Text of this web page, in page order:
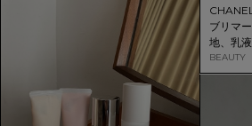
ブリマ
地、乳
スメーク
BEAUTY